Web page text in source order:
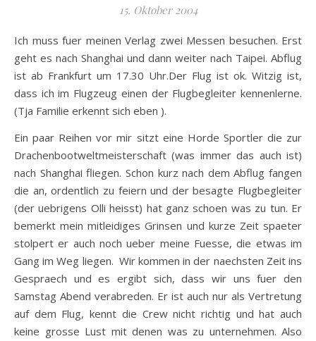
15. Oktober 2004
Ich muss fuer meinen Verlag zwei Messen besuchen. Erst
geht es nach Shanghai und dann weiter nach Taipei. Abflug
ist ab Frankfurt um 17.30 Uhr.Der Flug ist ok. Witzig ist,
dass ich im Flugzeug einen der Flugbegleiter kennenlerne.
(Tja Familie erkennt sich eben ).
Ein paar Reihen vor mir sitzt eine Horde Sportler die zur
Drachenbootweltmeisterschaft (was immer das auch ist)
nach Shanghai fliegen. Schon kurz nach dem Abflug fangen
die an, ordentlich zu feiern und der besagte Flugbegleiter
(der uebrigens Olli heisst) hat ganz schoen was zu tun. Er
bemerkt mein mitleidiges Grinsen und kurze Zeit spaeter
stolpert er auch noch ueber meine Fuesse, die etwas im
Gang im Weg liegen. Wir kommen in der naechsten Zeit ins
Gespraech und es ergibt sich, dass wir uns fuer den
Samstag Abend verabreden. Er ist auch nur als Vertretung
auf dem Flug, kennt die Crew nicht richtig und hat auch
keine grosse Lust mit denen was zu unternehmen. Also